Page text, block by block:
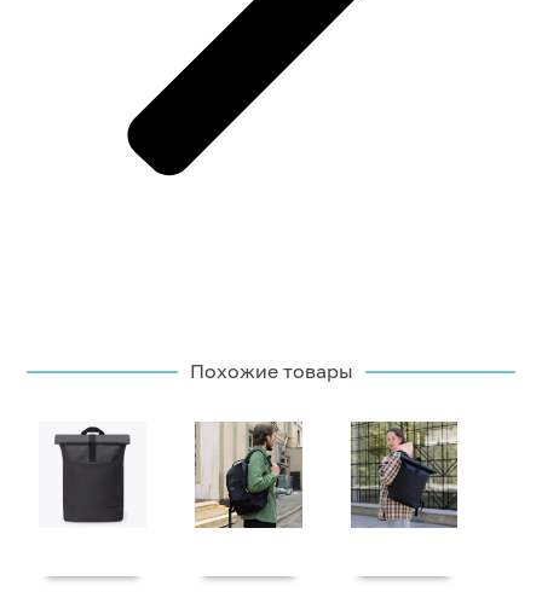
Похожие товары